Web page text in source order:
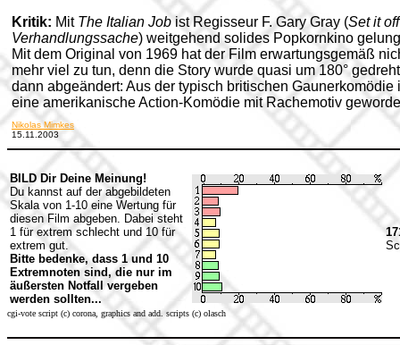
Kritik: Mit The Italian Jobist Regisseur F. Gary Gray (Set it off
Verhandlungssache) weitgehend solides Popkornkino
Mit dem Original von 1969 hat der Film erwartungsgemäß
mehr viel zu tun, denn die Story wurde quasi um 180°
dann abgeändert: Aus der typisch britischen Gaunerkomödie
eine amerikanische Action-Komödie mit Rachemotiv
Nikolas Mimkes
15.11.2003
BILD Dir Deine Meinung!
Du kannst auf der abgebildeten
Skala von 1-10 eine Wertung für
diesen Film abgeben. Dabei steht
1 für extrem schlecht und 10 für
extrem gut.
Bitte bedenke, dass 1 und 10
Extremnoten sind, die nur im
äußersten Notfall vergeben
werden sollten...
cgi-vote script (c) corona, graphics and add. scripts (c) olasch